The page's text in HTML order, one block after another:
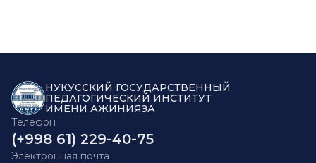
НУКУССКИЙ ГОСУДАРСТВЕННЫЙ
ПЕДАГОГИЧЕСКИЙ ИНСТИТУТ
ИМЕНИ АЖИНИЯЗА
Телефон
(+998 61) 229-40-75
Электронная почта